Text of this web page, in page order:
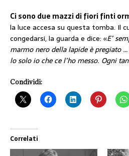
Ci sono due mazzi di fiori finti
la luce accesa su questa tomba. Il
congedarsi, la guarda e dice: «E’
marmo nero della lapide è pregiato
lo solo io che ce l’ho messo. Ogni
Condividi:
Correlati